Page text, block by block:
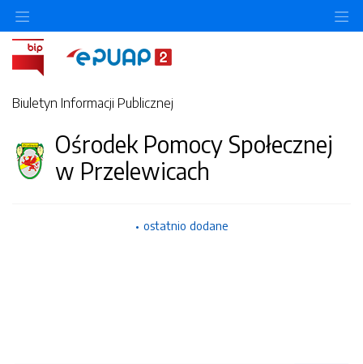
Biuletyn Informacji Publicznej
Ośrodek Pomocy Społecznej
w Przelewicach
ostatnio dodane